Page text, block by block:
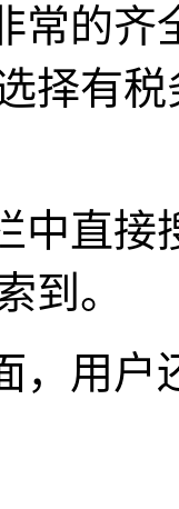
常的
择有
中直
到。
，用